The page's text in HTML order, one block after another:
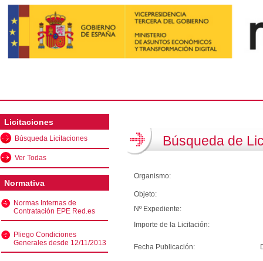
Licitaciones
Búsqueda Licitaciones
Ver Todas
Normativa
Normas Internas de
Contratación EPE Red.es
Pliego Condiciones
Generales desde 12/11/2013
Búsqueda de
Organismo:
Objeto:
Nº Expediente:
Importe de la Licitación:
Fecha Publicación: